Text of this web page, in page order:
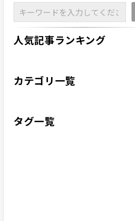
人気記事ランキング
カテゴリ一覧
タグ一覧